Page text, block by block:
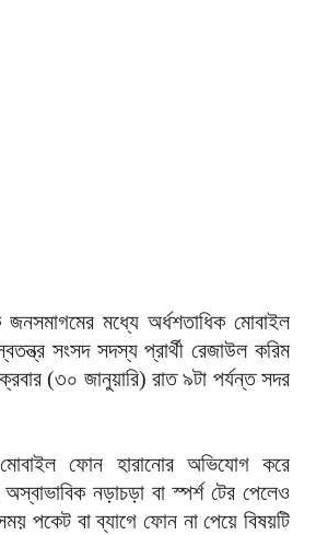
জনসমাগমের মধ্যে অর্ধশতাধিক মোবাইল
সংসদ সদস্য প্রার্থী রেজাউল করিম
(৩০ জানুয়ারি) রাত ৯টা পর্যন্ত সদর
ফোন হারানোর অভিযোগ করে
নড়াচড়া বা স্পর্শ টের পেলেও
পকেট বা ব্যাগে ফোন না পেয়ে বিষয়টি